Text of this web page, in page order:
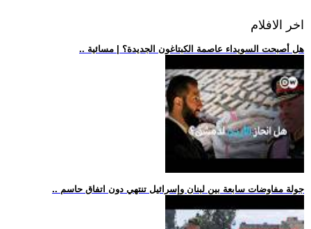
اخر الافلام
.. هل أصبحت السويداء عاصمة الكبتاغون الجديدة؟ | مسائية
.. جولة مفاوضات سابعة بين لبنان وإسرائيل تنتهي دون اتفاق حاسم